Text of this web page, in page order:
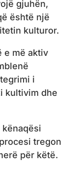
gjuhën,
është një
kulturor.
e më aktiv
i
kultivim dhe
tregon
për këtë.